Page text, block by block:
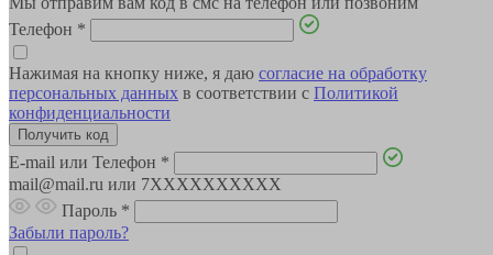
Телефон *
Нажимая на кнопку ниже, я даю согласие на обработку
персональных данных в соответствии с Политикой
конфиденциальности
E-mail или Телефон *
mail@mail.ru или 7XXXXXXXXXX
Пароль *
Забыли пароль?